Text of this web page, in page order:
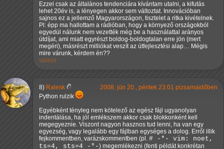
Ezzel csak az általános tendenciára kívántam utalni, a kifutás
lehet 20év is, a lényegen akkor sem változtat. Innovációban
sajnos ez a jellemző Magyarországon, tisztelet a ritka kivételnek.
Pl: épp ma hallottam a rádióban, hogy a környező országokból
egyedül nálunk nem vezették még be a használattal arányos
útdíjat, ami miatt egyrészt boldog-boldogtalan erre jön (mert
megéri), másrészt milliókat veszít az útfejlesztési alap… Mégis
mire várunk, kérdem én??
válasz
8) Ralesk
2008. jún 20., péntek 23:01 pizsamaidőben
Python rulzik
Egyébként tényleg nem kötelező az egész fájl ugyanolyan
indentálása, ha jól emlékszem akkor csak blokkonként kell
megegyeznie. Viszont nagyon hasznos tud lenni, ha van egy
egyezség, vagy legalább egy fájlban egységes a dolog. Erről illik
fejkommentben, varázskommentben (pl. # -*- vim: noet,
ts=4, sts=4 -*-) megemlékezni (fenti példát konkrétan